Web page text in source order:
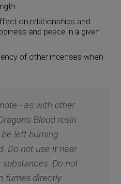
on relationships and
and peace in a given
of other incenses when
- as with other
Blood resin
left burning
Do not use it near
Do not
fumes directly.